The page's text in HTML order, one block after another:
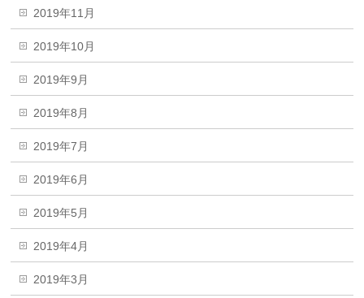
2019年11月
2019年10月
2019年9月
2019年8月
2019年7月
2019年6月
2019年5月
2019年4月
2019年3月